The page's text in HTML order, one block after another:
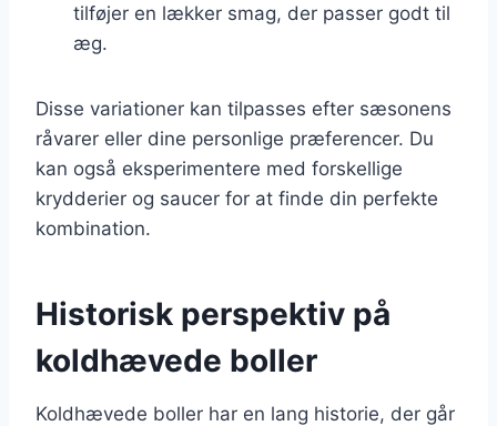
tilføjer en lækker smag, der passer godt til
æg.
Disse variationer kan tilpasses efter sæsonens
råvarer eller dine personlige præferencer. Du
kan også eksperimentere med forskellige
krydderier og saucer for at finde din perfekte
kombination.
Historisk perspektiv på
koldhævede boller
Koldhævede boller har en lang historie, der går